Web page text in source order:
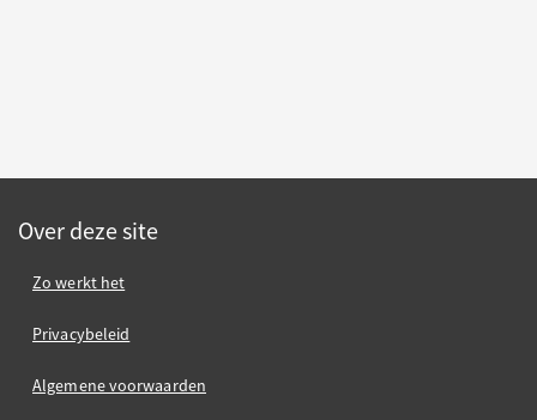
Over deze site
Zo werkt het
Privacybeleid
Algemene voorwaarden